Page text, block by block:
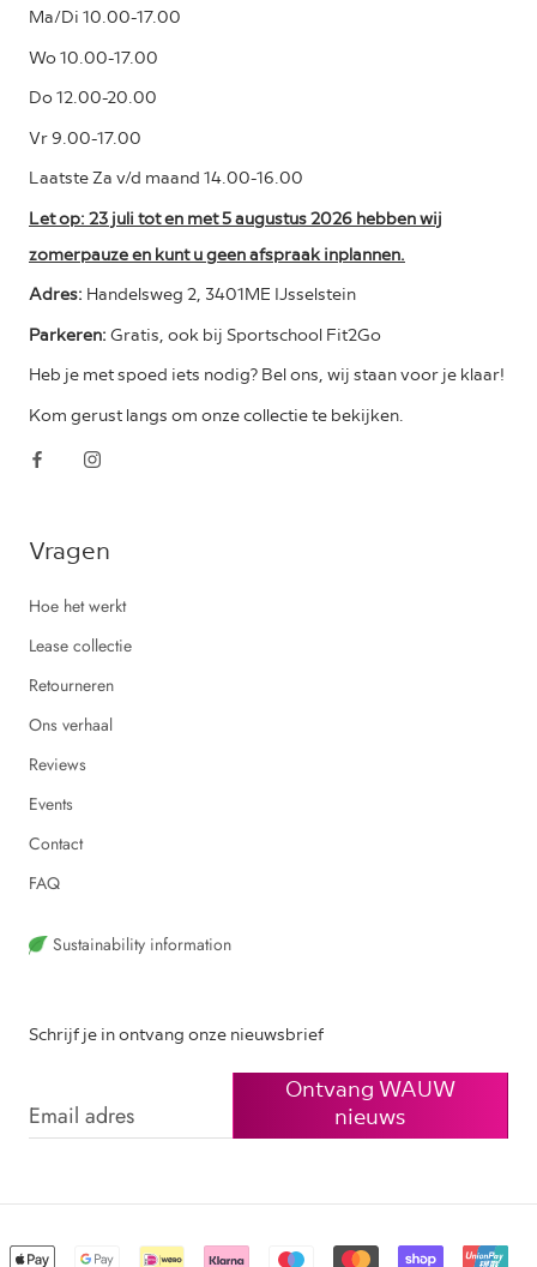
Ma/Di 10.00-17.00
Wo 10.00-17.00
Do 12.00-20.00
Vr 9.00-17.00
Laatste Za v/d maand 14.00-16.00
Let op: 23 juli tot en met 5 augustus 2026 hebben wij
zomerpauze en kunt u geen afspraak inplannen.
Adres: Handelsweg 2, 3401ME IJsselstein
Parkeren: Gratis, ook bij Sportschool Fit2Go
Heb je met spoed iets nodig? Bel ons, wij staan voor je klaar!
Kom gerust langs om onze collectie te bekijken.
Vragen
Hoe het werkt
Lease collectie
Retourneren
Ons verhaal
Reviews
Events
Contact
FAQ
Sustainability information
Schrijf je in ontvang onze nieuwsbrief
Ontvang WAUW
nieuws